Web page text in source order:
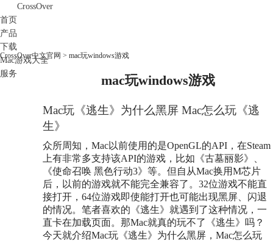
CrossOver
首页
产品
下载
Mac游戏大全
服务
CrossOver中文官网 > mac玩windows游戏
mac玩windows游戏
Mac玩《逃生》为什么黑屏 Mac怎么玩《逃
生》
众所周知，Mac以前使用的是OpenGL的API，在Steam
上有非常多支持该API的游戏，比如《古墓丽影》、
《使命召唤 黑色行动3》等。但自从Mac换用M芯片
后，以前的游戏就不能完全兼容了。32位游戏不能直
接打开，64位游戏即使能打开也可能出现黑屏、闪退
的情况。笔者喜欢的《逃生》就遇到了这种情况，一
直卡在加载页面。那Mac就真的玩不了《逃生》吗？
今天就介绍Mac玩《逃生》为什么黑屏，Mac怎么玩